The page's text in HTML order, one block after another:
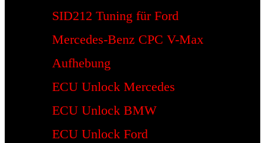
SID212 Tuning für Ford
Mercedes-Benz CPC V-Max
Aufhebung
ECU Unlock Mercedes
ECU Unlock BMW
ECU Unlock Ford